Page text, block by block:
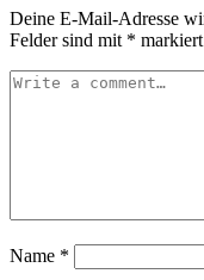
Deine E-Mail-Adresse
Felder sind mit * markiert
Name *